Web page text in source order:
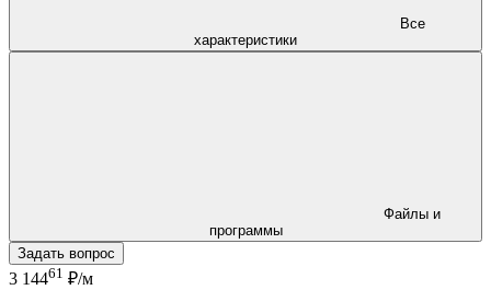
характеристики
программы
Задать вопрос
3 14461 ₽/м